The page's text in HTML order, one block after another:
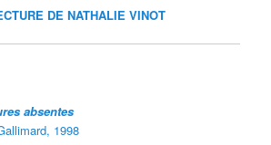
DE NATHALIE VINOT
absentes
1998